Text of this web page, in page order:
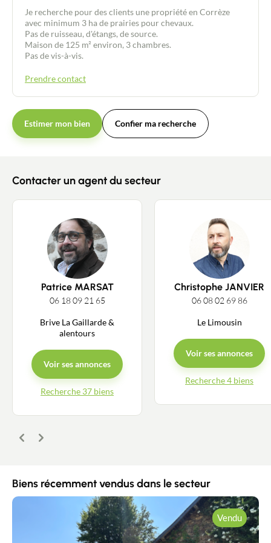
Je recherche pour des clients une propriété en Corrèze
avec minimum 3 ha de prairies pour chevaux.
Pas de ruisseau, d'étangs, de source.
Maison de 125 m² environ, 3 chambres.
Pas de vis-à-vis.
Prendre contact
Estimer mon bien Confier ma recherche
Contacter un agent du secteur
Patrice MARSAT
06 18 09 21 65
Brive La Gaillarde &
alentours
Voir ses annonces
Recherche 37 biens
Christophe JANVIER
06 08 02 69 86
Le Limousin
Voir ses annonces
Recherche 4 biens
Précédent
Suivant
Biens récemment vendus dans le secteur
Vendu